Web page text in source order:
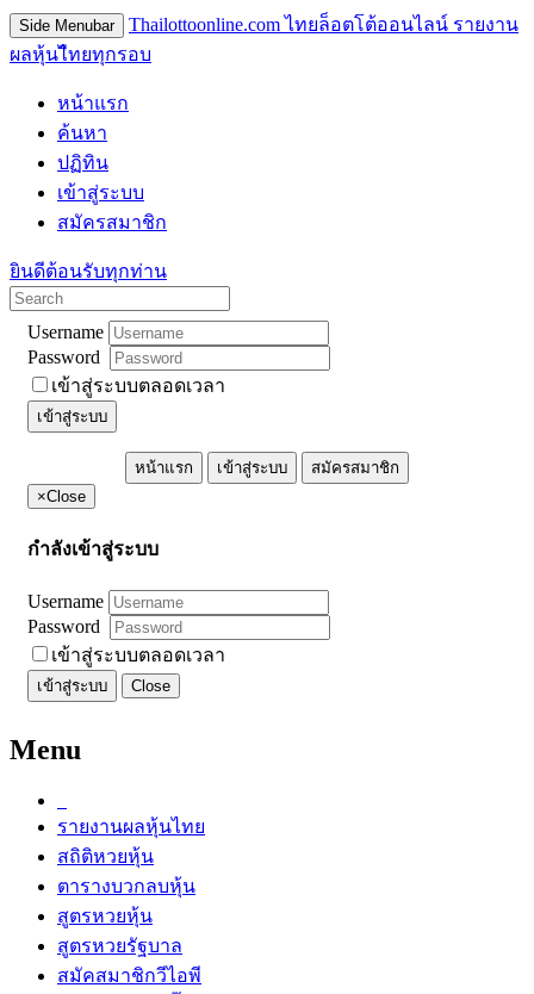
Side Menubar
Thailottoonline.com ไทยล็อตโต้ออนไลน์ รายงาน
ผลหุ้นไืทยทุกรอบ
หน้าแรก
ค้นหา
ปฏิทิน
เข้าสู่ระบบ
สมัครสมาชิก
ยินดีต้อนรับทุกท่าน
Username
Password
เข้าสู่ระบบตลอดเวลา
เข้าสู่ระบบ
หน้าแรก เข้าสู่ระบบ
สมัครสมาชิก
×Close
กำลังเข้าสู่ระบบ
Username
Password
เข้าสู่ระบบตลอดเวลา
เข้าสู่ระบบ Close
Menu
รายงานผลหุ้นไทย
สถิติหวยหุ้น
ตารางบวกลบหุ้น
สูตรหวยหุ้น
สูตรหวยรัฐบาล
สมัคสมาชิกวีไอพี